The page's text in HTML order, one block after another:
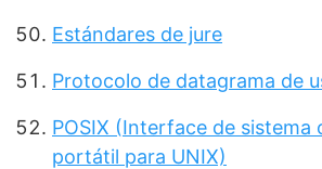
Estándares de jure
Protocolo de datagrama de
POSIX (Interface de sistema
portátil para UNIX)